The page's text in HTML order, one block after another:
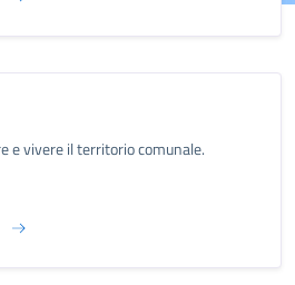
e vivere il territorio comunale.